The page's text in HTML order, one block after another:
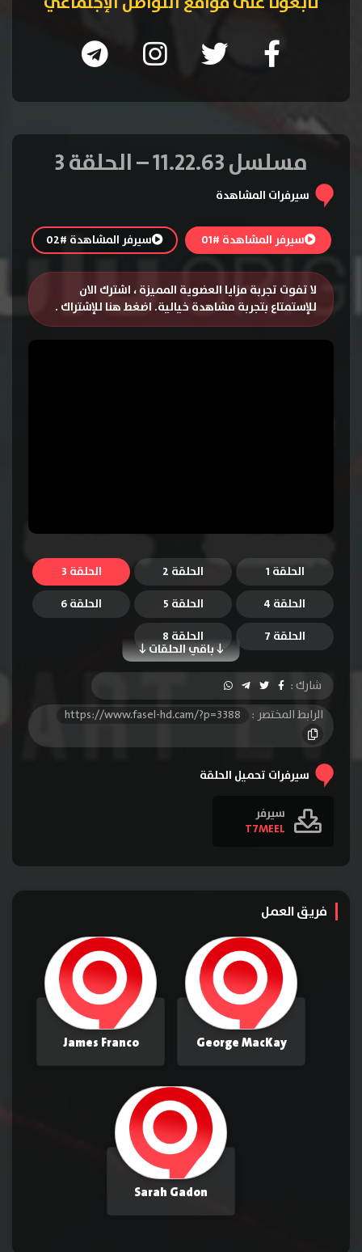
مسلسل 11.22.63 – الحلقة 3
سيرفرات المشاهدة
سيرفر المشاهدة #01 سيرفر المشاهدة #02
لا تفوت تجربة مزايا العضوية المميزة ، اشترك الان
للإستمتاع بتجربة مشاهدة خيالية. اضغط هنا للإشتراك .
الحلقة 1 الحلقة 2
الحلقة 3
الحلقة 4
الحلقة 5 الحلقة 6
باقي الحلقات
الحلقة 7 الحلقة 8
شارك :
الرابط المختصر :
https://www.fasel-hd.cam/?p=3388
سيرفرات تحميل الحلقة
سيرفر
T7MEEL
فريق العمل
George MacKay
James Franco
Sarah Gadon